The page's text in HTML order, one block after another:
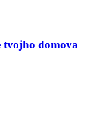
tvojho domova